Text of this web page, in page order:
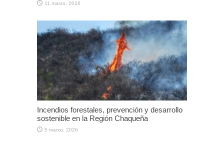
11 marzo, 2026
Incendios forestales, prevención y desarrollo
sostenible en la Región Chaqueña
5 marzo, 2026